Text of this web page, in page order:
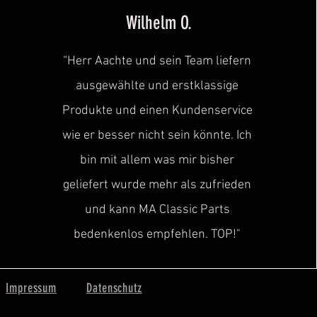
Wilhelm O.
“Herr Aachte und sein Team liefern
ausgewählte und erstklassige
Produkte und einen Kundenservice
wie er besser nicht sein könnte. Ich
bin mit allem was mir bisher
geliefert wurde mehr als zufrieden
und kann MA Classic Parts
bedenkenlos empfehlen. TOP!"
Impressum Datenschutz